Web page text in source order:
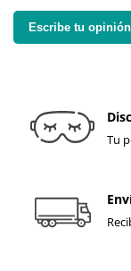
Escribe tu
Tu